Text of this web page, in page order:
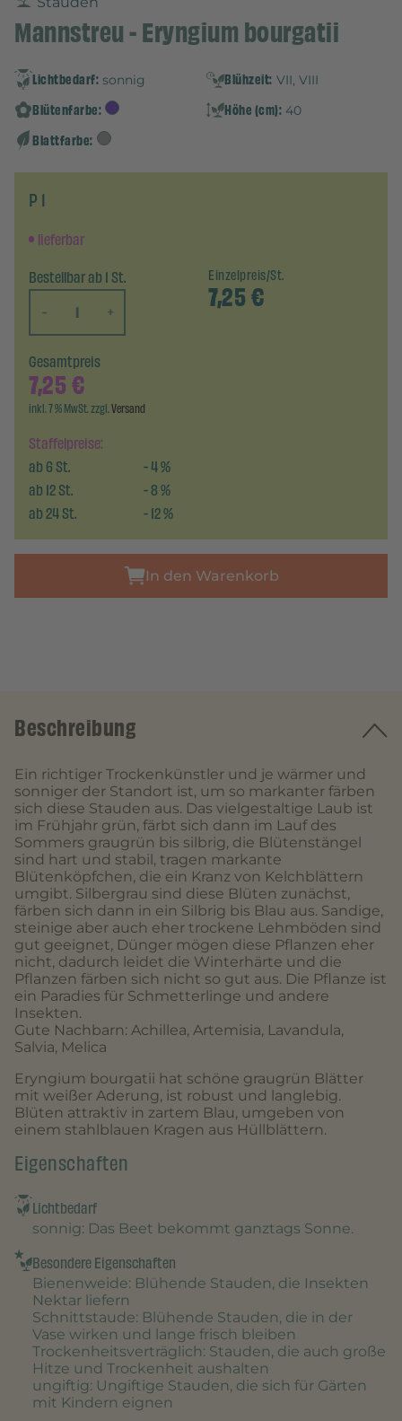
Mannstreu - Eryngium bourgatii
Lichtbedarf: sonnig Blühzeit: VII, VIII
Blütenfarbe: Höhe (cm): 40
Blattfarbe:
P 1
lieferbar
Bestellbar ab 1 St.
-
+
Einzelpreis/St.
7,25€
Staffelpreise:
ab6St. -4%
ab12St. -8%
ab24St. -12%
Gesamtpreis
7,25€
inkl. 7 % MwSt. zzgl.Versand
In den Warenkorb
Beschreibung
Ein richtiger Trockenkünstler und je wärmer und
sonniger der Standort ist, um so markanter färben
sich diese Stauden aus. Das vielgestaltige Laub ist
im Frühjahr grün, färbt sich dann im Lauf des
Sommers graugrün bis silbrig, die Blütenstängel
sind hart und stabil, tragen markante
Blütenköpfchen, die ein Kranz von Kelchblättern
umgibt. Silbergrau sind diese Blüten zunächst,
färben sich dann in ein Silbrig bis Blau aus. Sandige,
steinige aber auch eher trockene Lehmböden sind
gut geeignet, Dünger mögen diese Pflanzen eher
nicht, dadurch leidet die Winterhärte und die
Pflanzen färben sich nicht so gut aus. Die Pflanze ist
ein Paradies für Schmetterlinge und andere
Insekten.
Gute Nachbarn: Achillea, Artemisia, Lavandula,
Salvia, Melica
Eryngium bourgatii hat schöne graugrün Blätter
mit weißer Aderung, ist robust und langlebig.
Blüten attraktiv in zartem Blau, umgeben von
einem stahlblauen Kragen aus Hüllblättern.
Eigenschaften
Lichtbedarf
sonnig: Das Beet bekommt ganztags Sonne.
Besondere Eigenschaften
Bienenweide: Blühende Stauden, die Insekten
Nektar liefern
Schnittstaude: Blühende Stauden, die in der
Vase wirken und lange frisch bleiben
Trockenheitsverträglich: Stauden, die auch große
Hitze und Trockenheit aushalten
ungiftig: Ungiftige Stauden, die sich für Gärten
mit Kindern eignen